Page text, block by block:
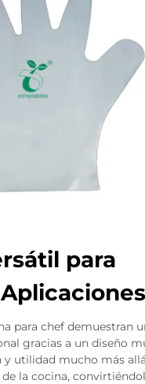
para
para chef demuestran
gracias a un diseño
utilidad mucho más
la cocina,